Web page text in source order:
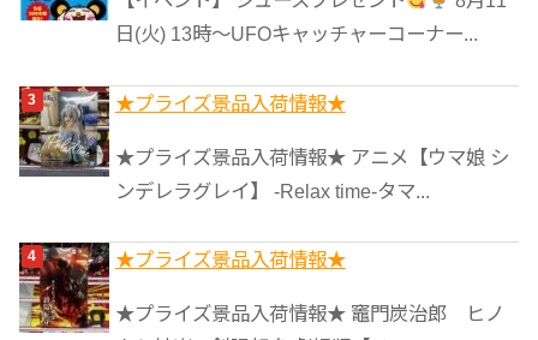
日(火) 13時〜UFOキャッチャーコーナー...
★プライズ景品入荷情報★
★プライズ景品入荷情報★ アニメ【ウマ娘 シ
ンデレラグレイ】 -Relax time-タマ...
★プライズ景品入荷情報★
★プライズ景品入荷情報★ 竈門炭治郎 ヒノ